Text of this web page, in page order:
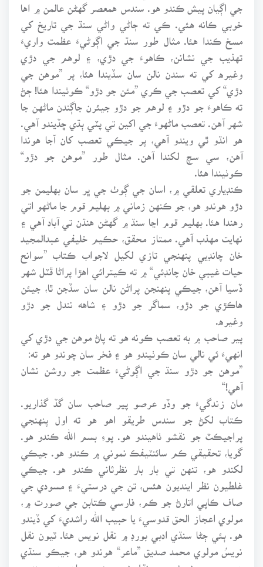
جي اڳيان پيش ڪندو هو. سندس همعصر گهڻن عالمن ۾ اها
خوبي ڪانه هئي. ڪي ته ڄاڻي واڻي سنڌ جي تاريخ کي
مسخ ڪندا هئا. مثال طور سنڌ جي اڳوڻيءَ عظمت واريءَ
تهذيب جي نشانن، ڪاهوءَ جي دڙي، ۽ لوهم جي دڙي
وغيره کي ته سندن نالن سان سڏيندا هئا، پر ”موهن جي
دڙي“ کي تعصب جي ڪري ”مئن جو دڙو“ ڪوٺيندا هئا! ڄڻ
ته ڪاهوءَ جو دڙو ۽ لوهم جو دڙو جيئرن جاڳندن ماڻهن جا
شهر آهن. تعصب ماڻهوءَ جي اکين تي پٽي ٻڌي ڇڏيندو آهي.
هو انڌو ٿي ويندو آهي، پر جيڪي تعصب کان آجا هوندا
آهن، سي سچ لکندا آهن. مثال طور ”موهن جو دڙو“
ڪوٺيندا هئا.
ڪنڊياري تعلقي ۾، اسان جي ڳوٺ جي ڀر سان بهليمن جو
دڙو هوندو هو، جو ڪنهن زماني ۾ بهليم قوم جا ماڻهو اتي
رهندا هئا. بهليم قوم اڃا سنڌ ۾ گهڻن هنڌن تي آباد آهي ۽
نهايت مهذب آهي. ممتاز محقق، حڪيم خليفي عبدالمجيد
خان چانڊيي پنهنجي تازي لکيل لاجواب ڪتاب ”سوانح
حيات غيبي خان چانڊئي“ ۾ ته ڪيترائي اهڙا پراڻا ڦٽل شهر
ڏسيا آهن، جيڪي پنهنجن پراڻن نالن سان سڏجن ٿا، جيئن
هاڪڙي جو دڙو، سماگر جو دڙو ۽ شاهه نندل جو دڙو
وغيره.
پير صاحب ۾ به تعصب ڪونه هو ته پاڻ موهن جي دڙي کي
انهيءَ ئي نالي سان ڪوٺيندو هو ۽ فخر سان چوندو هو ته:
”موهن جو دڙو سنڌ جي اڳوڻيءَ عظمت جو روشن نشان
آهي!“
مان زندگيءَ جو وڏو عرصو پير صاحب سان گڏ گذاريو.
ڪتاب لکڻ جو سندس طريقو اهو هو ته اول پنهنجي
پراجيڪٽ جو نقشو ٺاهيندو هو. پوءِ بسم الله ڪندو هو.
گويا، تحقيقي ڪم سائنٽيفڪ نموني ۾ ڪندو هو. جيڪي
لکندو هو، تنهن تي بار بار نظرثاني ڪندو هو. جيڪي
غلطيون نظر اينديون هئس، تن جي درستيءَ ۽ مسودي جي
صاف ڪاپي اتارڻ جو ڪم، فارسي ڪتابن جي صورت ۾،
مولوي اعجاز الحق قدوسيءَ يا حبيب الله راشديءَ کي ڏيندو
هو. ٻئي ڄڻا سنڌي ادبي بورڊ ۾ نقل نويس هئا. ٽيون نقل
نويسُ مولوي محمد صديق ”ماعر“ هوندو هو، جيڪو سنڌي
هو ۽ عربي نسخن جي نقل نويسيءَ جو ماهر هو. سندس